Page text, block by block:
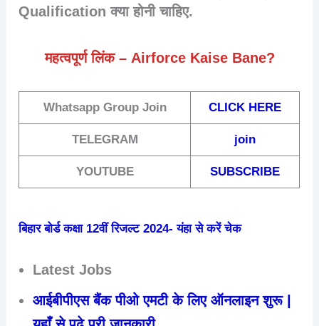
Qualification क्या होनी चाहिए.
महत्वपूर्ण लिंक – Airforce Kaise Bane?
Whatsapp Group Join CLICK HERE
TELEGRAM join
YOUTUBE SUBSCRIBE
बिहार बोर्ड कक्षा 12वीं रिजल्ट 2024- यंहा से करें चेक
Latest Jobs
आईबीपीएस बैंक पीओ एमटी के लिए ऑनलाइन शुरू |